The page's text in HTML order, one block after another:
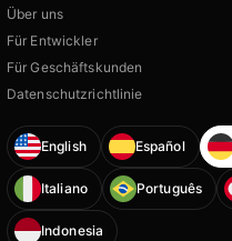
Über uns
Für Entwickler
Für Geschäftskunden
Datenschutzrichtlinie
English Español
Italiano Português
Indonesia